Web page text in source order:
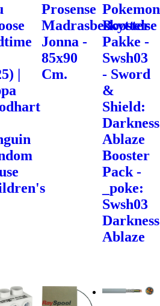
|
Prosense
Madrasbeskyttelse
Jonna -
85x90
Cm.
Pokemon
Booster
Pakke -
Swsh03
- Sword
&
Shield:
Darkness
Ablaze
Booster
Pack -
_poke:
Swsh03
Darkness
Ablaze